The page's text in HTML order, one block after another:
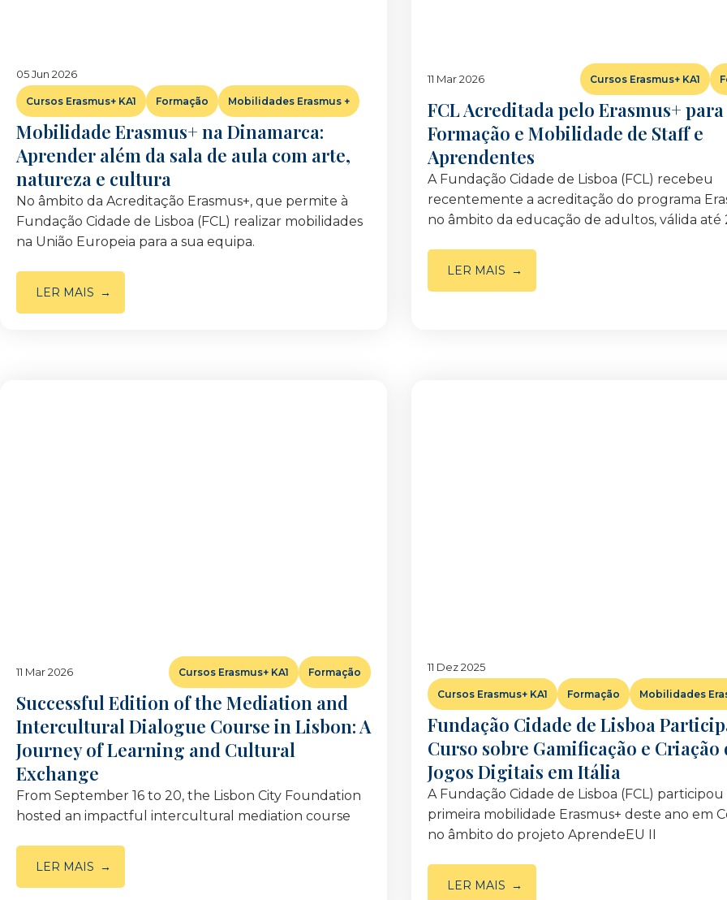
05 Jun 2026
Cursos Erasmus+ KA1 Formação Mobilidades Erasmus +
Mobilidade Erasmus+ na Dinamarca:
Aprender além da sala de aula com arte,
natureza e cultura
No âmbito da Acreditação Erasmus+, que permite à
Fundação Cidade de Lisboa (FCL) realizar mobilidades
na União Europeia para a sua equipa.
LER MAIS
11 Mar 2026 Cursos Erasmus+ KA1
FCL Acreditada pelo Erasmus+ para
Formação e Mobilidade de Staff e
Aprendentes
A Fundação Cidade de Lisboa (FCL) recebeu
recentemente a acreditação do programa
no âmbito da educação de adultos, válida até
LER MAIS
11 Mar 2026 Cursos Erasmus+ KA1 Formação
Successful Edition of the Mediation and
Intercultural Dialogue Course in Lisbon: A
Journey of Learning and Cultural
Exchange
From September 16 to 20, the Lisbon City Foundation
hosted an impactful intercultural mediation course
LER MAIS
11 Dez 2025
Cursos Erasmus+ KA1 Formação Mobilidades
Fundação Cidade de Lisboa
Curso sobre Gamificação e Criação
Jogos Digitais em Itália
A Fundação Cidade de Lisboa (FCL) participou
primeira mobilidade Erasmus+ deste ano em
no âmbito do projeto AprendeEU II
LER MAIS